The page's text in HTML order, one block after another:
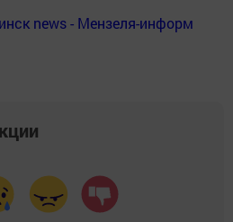
news - Мензеля-информ